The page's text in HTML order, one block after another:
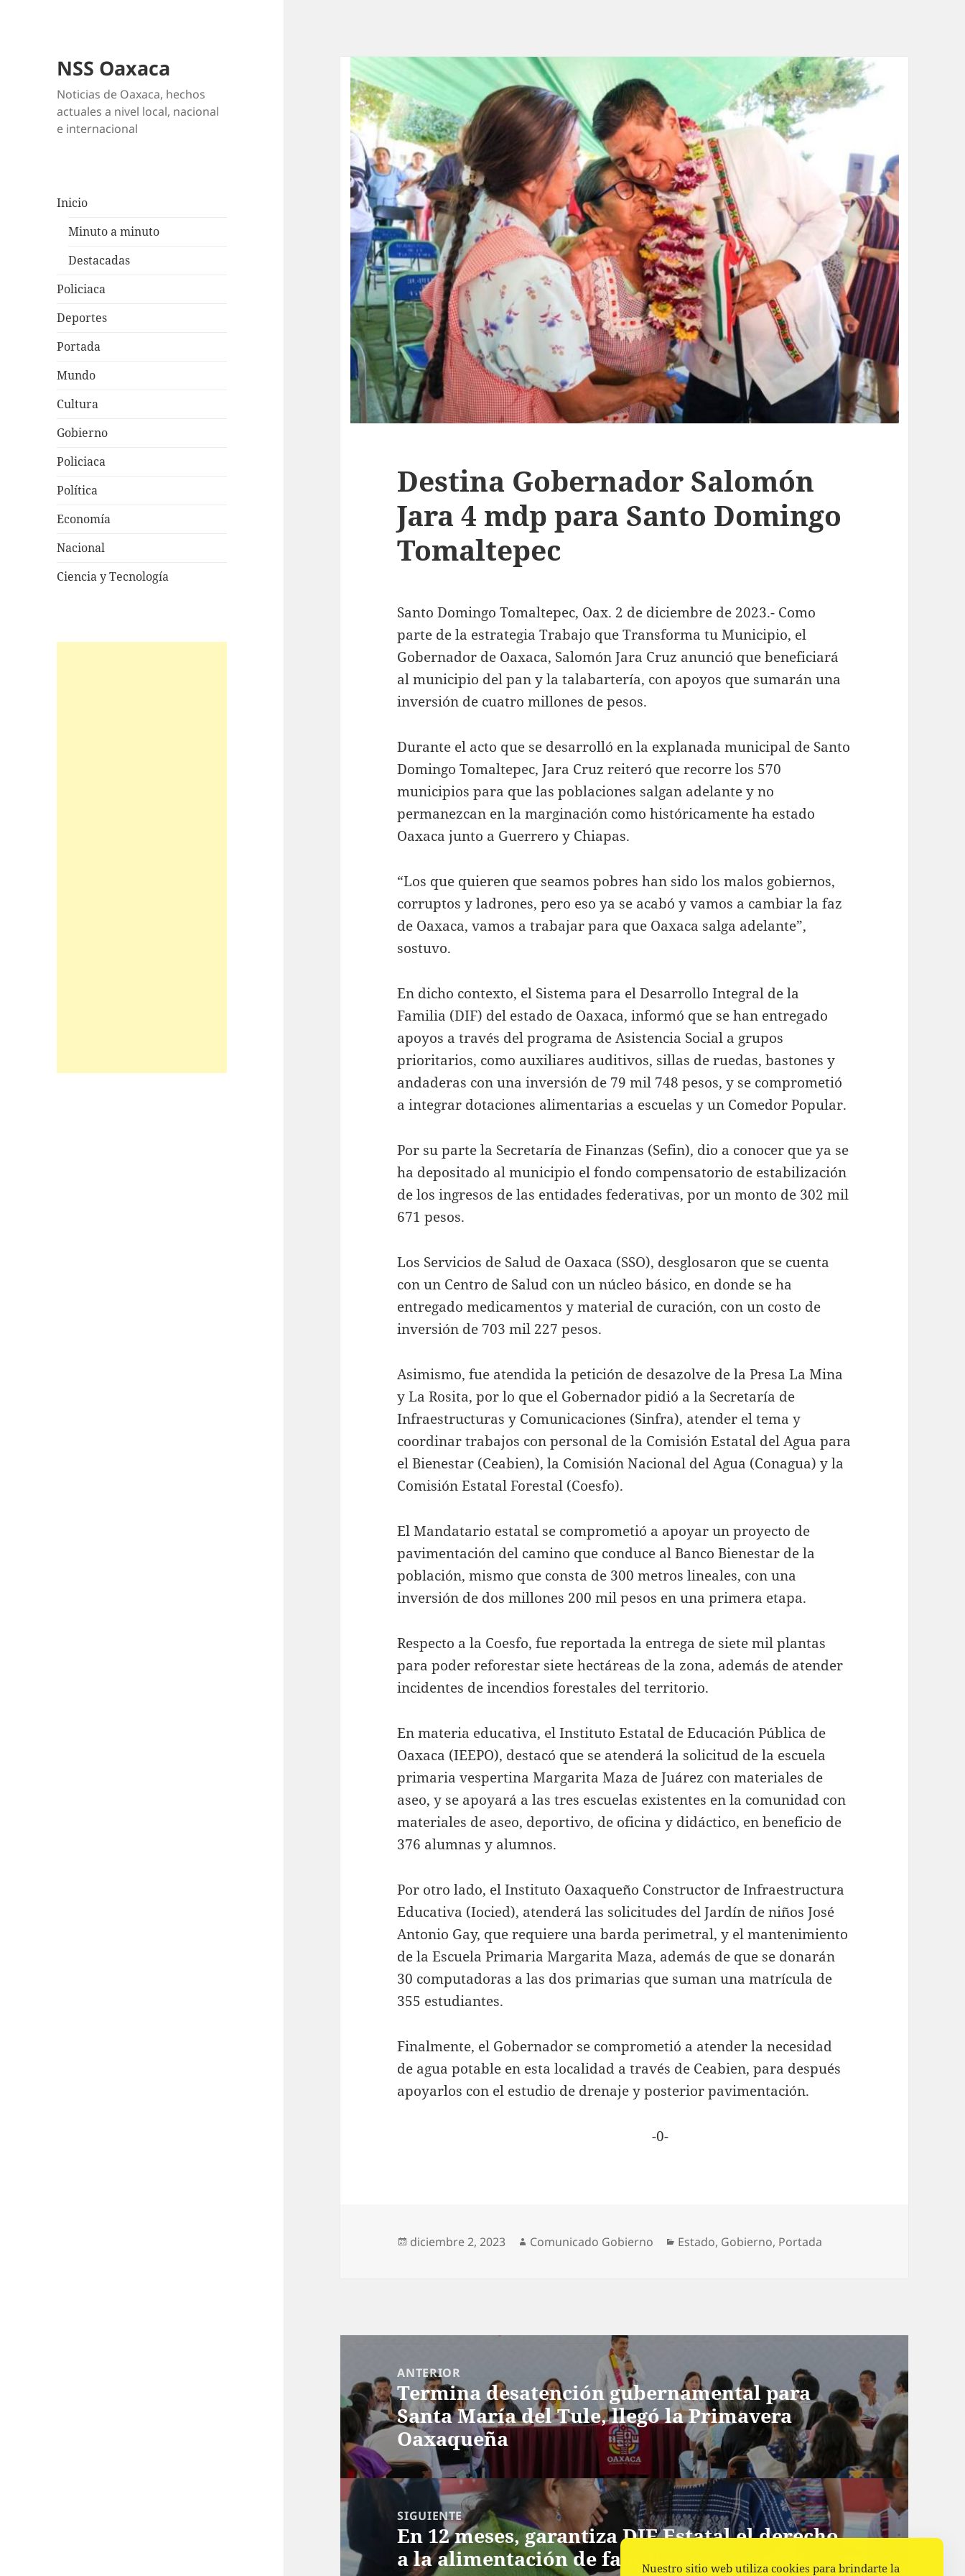
NSS Oaxaca
Noticias de Oaxaca, hechos
actuales a nivel local, nacional
e internacional
Inicio
Minuto a minuto
Destacadas
Policiaca
Deportes
Portada
Mundo
Cultura
Gobierno
Policiaca
Política
Economía
Nacional
Ciencia y Tecnología
Destina Gobernador Salomón
Jara 4 mdp para Santo Domingo
Tomaltepec
Santo Domingo Tomaltepec, Oax. 2 de diciembre de 2023.- Como
parte de la estrategia Trabajo que Transforma tu Municipio, el
Gobernador de Oaxaca, Salomón Jara Cruz anunció que beneficiará
al municipio del pan y la talabartería, con apoyos que sumarán una
inversión de cuatro millones de pesos.
Durante el acto que se desarrolló en la explanada municipal de Santo
Domingo Tomaltepec, Jara Cruz reiteró que recorre los 570
municipios para que las poblaciones salgan adelante y no
permanezcan en la marginación como históricamente ha estado
Oaxaca junto a Guerrero y Chiapas.
“Los que quieren que seamos pobres han sido los malos gobiernos,
corruptos y ladrones, pero eso ya se acabó y vamos a cambiar la faz
de Oaxaca, vamos a trabajar para que Oaxaca salga adelante”,
sostuvo.
En dicho contexto, el Sistema para el Desarrollo Integral de la
Familia (DIF) del estado de Oaxaca, informó que se han entregado
apoyos a través del programa de Asistencia Social a grupos
prioritarios, como auxiliares auditivos, sillas de ruedas, bastones y
andaderas con una inversión de 79 mil 748 pesos, y se comprometió
a integrar dotaciones alimentarias a escuelas y un Comedor Popular.
Por su parte la Secretaría de Finanzas (Sefin), dio a conocer que ya se
ha depositado al municipio el fondo compensatorio de estabilización
de los ingresos de las entidades federativas, por un monto de 302 mil
671 pesos.
Los Servicios de Salud de Oaxaca (SSO), desglosaron que se cuenta
con un Centro de Salud con un núcleo básico, en donde se ha
entregado medicamentos y material de curación, con un costo de
inversión de 703 mil 227 pesos.
Asimismo, fue atendida la petición de desazolve de la Presa La Mina
y La Rosita, por lo que el Gobernador pidió a la Secretaría de
Infraestructuras y Comunicaciones (Sinfra), atender el tema y
coordinar trabajos con personal de la Comisión Estatal del Agua para
el Bienestar (Ceabien), la Comisión Nacional del Agua (Conagua) y la
Comisión Estatal Forestal (Coesfo).
El Mandatario estatal se comprometió a apoyar un proyecto de
pavimentación del camino que conduce al Banco Bienestar de la
población, mismo que consta de 300 metros lineales, con una
inversión de dos millones 200 mil pesos en una primera etapa.
Respecto a la Coesfo, fue reportada la entrega de siete mil plantas
para poder reforestar siete hectáreas de la zona, además de atender
incidentes de incendios forestales del territorio.
En materia educativa, el Instituto Estatal de Educación Pública de
Oaxaca (IEEPO), destacó que se atenderá la solicitud de la escuela
primaria vespertina Margarita Maza de Juárez con materiales de
aseo, y se apoyará a las tres escuelas existentes en la comunidad con
materiales de aseo, deportivo, de oficina y didáctico, en beneficio de
376 alumnas y alumnos.
Por otro lado, el Instituto Oaxaqueño Constructor de Infraestructura
Educativa (Iocied), atenderá las solicitudes del Jardín de niños José
Antonio Gay, que requiere una barda perimetral, y el mantenimiento
de la Escuela Primaria Margarita Maza, además de que se donarán
30 computadoras a las dos primarias que suman una matrícula de
355 estudiantes.
Finalmente, el Gobernador se comprometió a atender la necesidad
de agua potable en esta localidad a través de Ceabien, para después
apoyarlos con el estudio de drenaje y posterior pavimentación.
-0-
Publicado
diciembre 2, 2023 Autor
Comunicado Gobierno Categorías
Estado, Gobierno, Portada
entradas
ANTERIOR
Entrada
anterior:
Termina desatención gubernamental para
Santa María del Tule, llegó la Primavera
Oaxaqueña
SIGUIENTE
Siguiente
entrada:
En 12 meses, garantiza DIF Estatal el derecho
a la alimentación de familias oaxaqueñas
Nuestro sitio web utiliza cookies para brindarte la